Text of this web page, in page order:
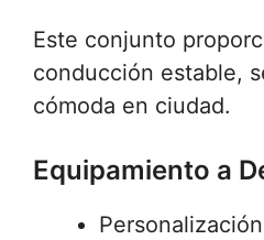
Este conjunto
conducción estable,
cómoda en ciudad.
Equipamiento a